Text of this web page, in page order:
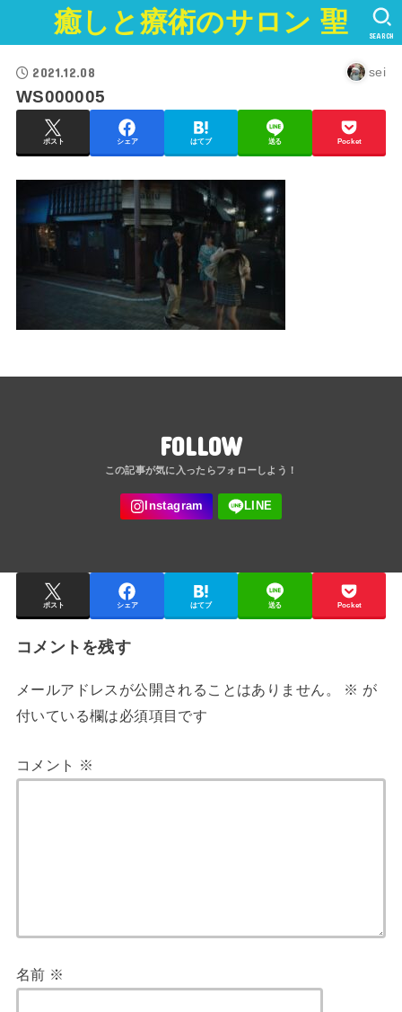
癒しと療術のサロン 聖 SEARCH
2021.12.08 sei
WS000005
ポスト シェア はてブ 送る Pocket
FOLLOW
ポスト シェア はてブ 送る Pocket
コメントを残す
メールアドレスが公開されることはありません。 ※ が
付いている欄は必須項目です
コメント ※
名前 ※